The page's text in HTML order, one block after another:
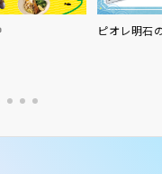
ピオレ明石